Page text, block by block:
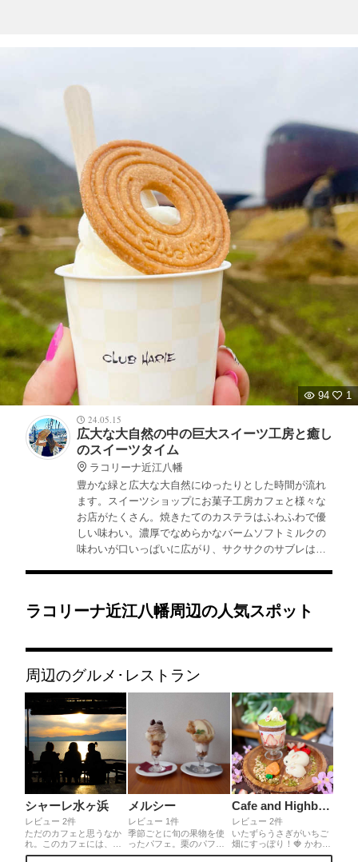
94
1
24.05.15
広大な大自然の中の巨大スイーツ工房と癒し
のスイーツタイム
ラコリーナ近江八幡
豊かな緑と広大な大自然にゆったりとした時間が流れ
ます。スイーツショップにお菓子工房カフェと様々な
お店がたくさん。焼きたてのカステラはふわふわで優
しい味わい。濃厚でなめらかなバームソフトミルクの
味わいが口いっぱいに広がり、サクサクのサブレはソ
ラコリーナ近江八幡周辺の人気スポット
周辺のグルメ･レストラン
シャーレ水ヶ浜
レビュー 2件
ただのカフェと思うなか
れ。このカフェには、何
にも邪魔されず琵琶湖が
メルシー
レビュー 1件
季節ごとに旬の果物を使
ったパフェ。栗のパフェ
とりんごのパフェをいた
Cafe and Highball Bar CAN
レビュー 2件
いたずらうさぎがいちご
畑にすっぽり！🍓 かわい
いおしりはバニラアイス